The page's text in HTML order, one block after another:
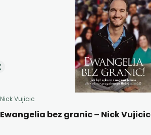
Nick Vujicic
Ewangelia bez granic – Nick Vujicic